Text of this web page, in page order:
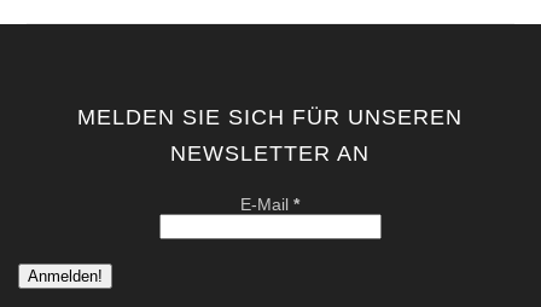
MELDEN SIE SICH FÜR UNSEREN
NEWSLETTER AN
E-Mail*